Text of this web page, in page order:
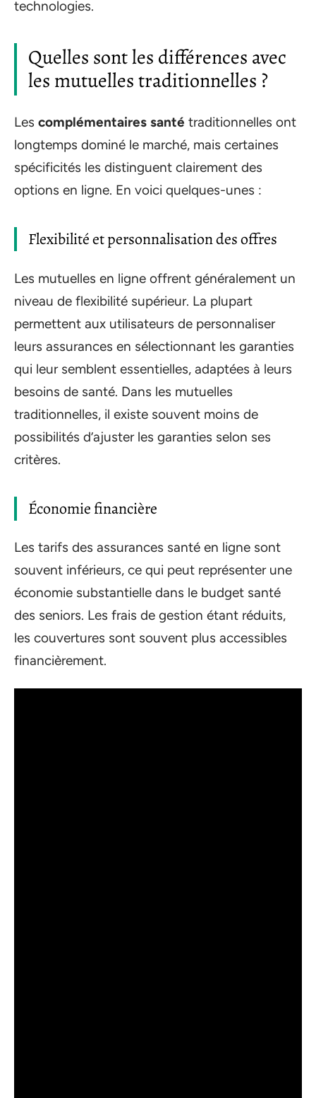
technologies.
Quelles sont les différences avec
les mutuelles traditionnelles ?
Les complémentaires santé traditionnelles ont
longtemps dominé le marché, mais certaines
spécificités les distinguent clairement des
options en ligne. En voici quelques-unes :
Flexibilité et personnalisation des offres
Les mutuelles en ligne offrent généralement un
niveau de flexibilité supérieur. La plupart
permettent aux utilisateurs de personnaliser
leurs assurances en sélectionnant les garanties
qui leur semblent essentielles, adaptées à leurs
besoins de santé. Dans les mutuelles
traditionnelles, il existe souvent moins de
possibilités d’ajuster les garanties selon ses
critères.
Économie financière
Les tarifs des assurances santé en ligne sont
souvent inférieurs, ce qui peut représenter une
économie substantielle dans le budget santé
des seniors. Les frais de gestion étant réduits,
les couvertures sont souvent plus accessibles
financièrement.